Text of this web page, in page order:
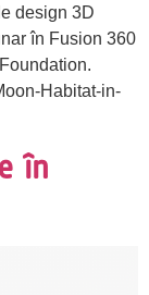
design 3D
în Fusion 360
Habitat-in-
în